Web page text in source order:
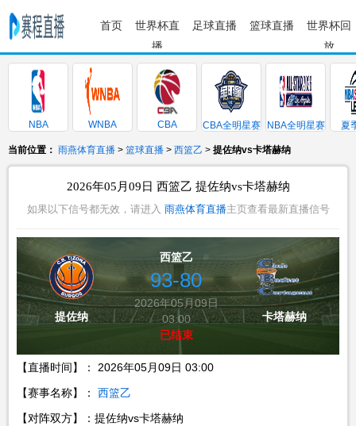
首页
世界杯直
播
足球直播 篮球直播
世界杯回
放
NBA WNBA CBA CBA全明星赛 NBA全明星赛 夏
当前位置： 雨燕体育直播 > 篮球直播 > 西篮乙 > 提佐纳vs卡塔赫纳
2026年05月09日 西篮乙 提佐纳vs卡塔赫纳
如果以下信号都无效，请进入 雨燕体育直播主页查看最新直播信号
提佐纳
西篮乙
93-80
2026年05月09日
03:00
已结束
卡塔赫纳
【直播时间】： 2026年05月09日 03:00
【赛事名称】： 西篮乙
【对阵双方】：提佐纳vs卡塔赫纳